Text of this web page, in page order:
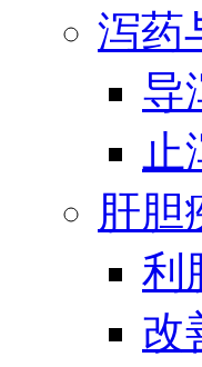
泻药
导
止
肝胆
利
改